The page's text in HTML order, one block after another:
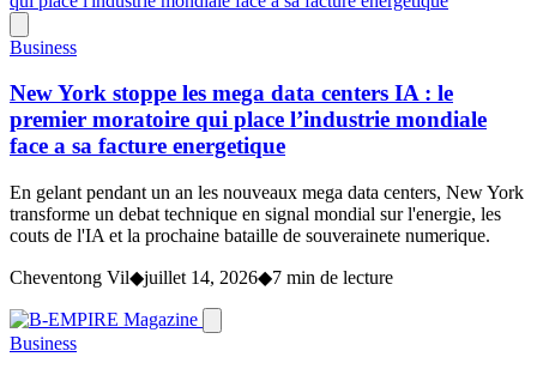
Business
New York stoppe les mega data centers IA : le
premier moratoire qui place l’industrie mondiale
face a sa facture energetique
En gelant pendant un an les nouveaux mega data centers, New York
transforme un debat technique en signal mondial sur l'energie, les
couts de l'IA et la prochaine bataille de souverainete numerique.
Cheventong Vil◆juillet 14, 2026◆7 min de lecture
Business